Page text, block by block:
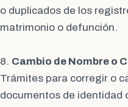
o duplicados de los
matrimonio o defunción.
8. Cambio de Nombre o
Trámites para corregir o
documentos de identidad